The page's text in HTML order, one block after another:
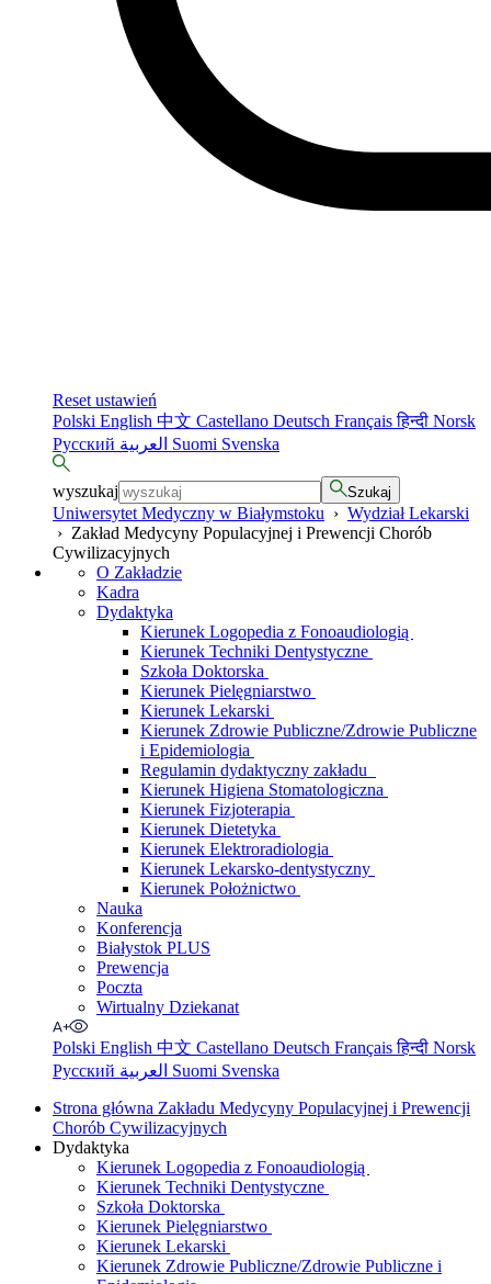
Reset ustawień
Polski English 中文 Castellano Deutsch Françaisहिन्दी Norsk
Русский
Suomi Svenska
wyszukaj Szukaj
Uniwersytet Medyczny w Białymstoku › Wydział Lekarski
› Zakład Medycyny Populacyjnej i Prewencji Chorób
Cywilizacyjnych
O Zakładzie
Kadra
Dydaktyka
Kierunek Logopedia z Fonoaudiologią
Kierunek Techniki Dentystyczne
Szkoła Doktorska
Kierunek Pielęgniarstwo
Kierunek Lekarski
Kierunek Zdrowie Publiczne/Zdrowie Publiczne
i Epidemiologia
Regulamin dydaktyczny zakładu
Kierunek Higiena Stomatologiczna
Kierunek Fizjoterapia
Kierunek Dietetyka
Kierunek Elektroradiologia
Kierunek Lekarsko-dentystyczny
Kierunek Położnictwo
Nauka
Konferencja
Białystok PLUS
Prewencja
Poczta
Wirtualny Dziekanat
Polski English 中文 Castellano Deutsch Françaisहिन्दी Norsk
Русский
Suomi Svenska
Strona główna Zakładu Medycyny Populacyjnej i Prewencji
Chorób Cywilizacyjnych
Dydaktyka
Kierunek Logopedia z Fonoaudiologią
Kierunek Techniki Dentystyczne
Szkoła Doktorska
Kierunek Pielęgniarstwo
Kierunek Lekarski
Kierunek Zdrowie Publiczne/Zdrowie Publiczne i